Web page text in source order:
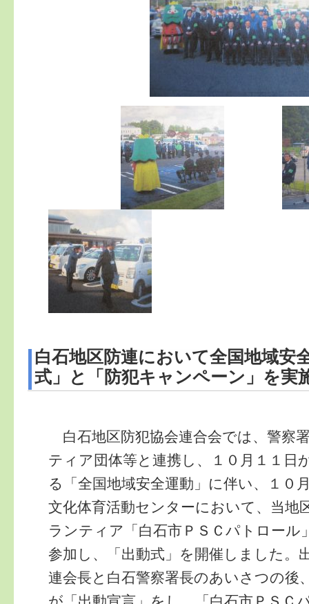
白石地区防連において全国地域安
式」と「防犯キャンペーン」を実
白石地区防犯協会連合会では、警察
ティア団体等と連携し、１０月１１日
る「全国地域安全運動」に伴い、１０
文化体育活動センターにおいて、当地
ランティア「白石市ＰＳＣパトロール
参加し、「出動式」を開催しました。
連会長と白石警察署長のあいさつの後